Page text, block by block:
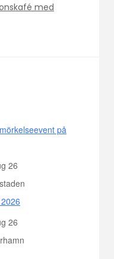
med
på
26
26